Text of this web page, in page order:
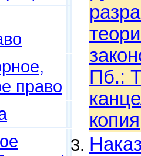
право
Пб.:
копия